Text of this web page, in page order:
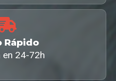
Rápido
en 24-72h